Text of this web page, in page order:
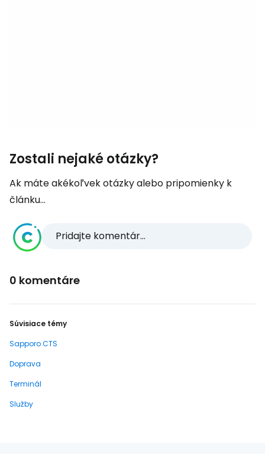
Zostali nejaké otázky?
Ak máte akékoľvek otázky alebo pripomienky k
článku...
Pridajte komentár...
0 komentáre
Súvisiace témy
Sapporo CTS
Doprava
Terminál
Služby